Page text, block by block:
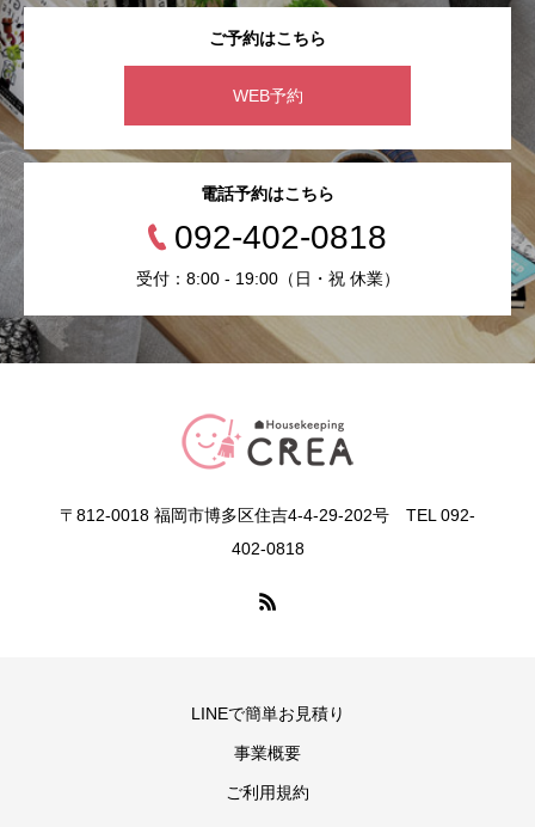
ご予約はこちら
WEB予約
電話予約はこちら
092-402-0818
受付：8:00 - 19:00（日・祝 休業）
〒812-0018 福岡市博多区住吉4-4-29-202号 TEL 092-
402-0818
LINEで簡単お見積り
事業概要
ご利用規約